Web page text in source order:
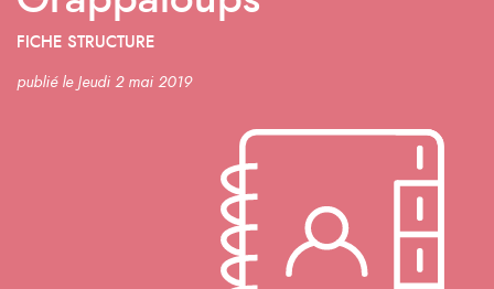
FICHE STRUCTURE
publié le Jeudi 2 mai 2019